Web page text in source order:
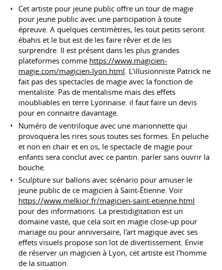
Cet artiste pour jeune public offre un tour de magie
pour jeune public avec une participation à toute
épreuve. A quelques centimètres, les tout petits seront
ébahis et le but est de les faire rêver et de les
surprendre. Il est présent dans les plus grandes
plateformes comme https://www.magicien-
magie.com/magicien-lyon.html. L'illusionniste Patrick ne
fait pas des spectacles de magie avec la fonction de
mentaliste. Pas de mentalisme mais des effets
inoubliables en terre Lyonnaise. il faut faire un devis
pour en connaitre davantage.
Numéro de ventriloque avec une marionnette qui
provoquera les rires sous toutes ses formes. En peluche
et non en chair et en os, le spectacle de magie pour
enfants sera conclut avec ce pantin. parler sans ouvrir la
bouche.
Sculpture sur ballons avec scénario pour amuser le
jeune public de ce magicien à Saint-Étienne. Voir
https://www.melkior.fr/magicien-saint-etienne.html
pour des informations. La prestidigitation est un
domaine vaste, que cela soit en magie close-up pour
mariage ou pour anniversaire, l'art magique avec ses
effets visuels propose son lot de divertissement. Envie
de réserver un magicien à Lyon, cet artiste est l'homme
de la situation.